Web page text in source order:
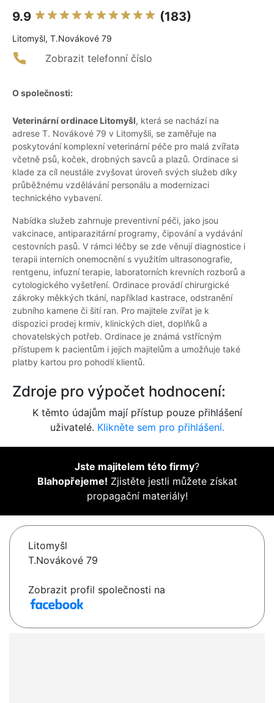
9.9 (183)
Litomyšl, T.Novákové 79
Zobrazit telefonní číslo
O společnosti:
Veterinární ordinace Litomyšl, která se nachází na
adrese T. Novákové 79 v Litomyšli, se zaměřuje na
poskytování komplexní veterinární péče pro malá zvířata
včetně psů, koček, drobných savců a plazů. Ordinace si
klade za cíl neustále zvyšovat úroveň svých služeb díky
průběžnému vzdělávání personálu a modernizaci
technického vybavení.
Nabídka služeb zahrnuje preventivní péči, jako jsou
vakcinace, antiparazitární programy, čipování a vydávání
cestovních pasů. V rámci léčby se zde věnují diagnostice i
terapii interních onemocnění s využitím ultrasonografie,
rentgenu, infuzní terapie, laboratorních krevních rozborů a
cytologického vyšetření. Ordinace provádí chirurgické
zákroky měkkých tkání, například kastrace, odstranění
zubního kamene či šití ran. Pro majitele zvířat je k
dispozici prodej krmiv, klinických diet, doplňků a
chovatelských potřeb. Ordinace je známá vstřícným
přístupem k pacientům i jejich majitelům a umožňuje také
platby kartou pro pohodlí klientů.
Zdroje pro výpočet hodnocení:
K těmto údajům mají přístup pouze přihlášení
uživatelé. Klikněte sem pro přihlášení.
Jste majitelem této firmy?
Blahopřejeme! Zjistěte jestli můžete získat
propagační materiály!
Litomyšl
T.Novákové 79
Zobrazit profil společnosti na